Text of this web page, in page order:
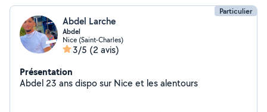
Particulier
Abdel Larche
Abdel
Nice (Saint-Charles)
3/5 (2 avis)
Présentation
Abdel 23 ans dispo sur Nice et les alentours